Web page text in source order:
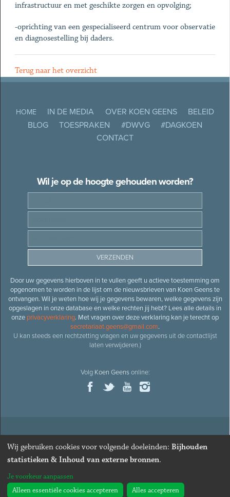
infrastructuur en met geschikte zorgen en opvolging;
-oprichting van een gespecialiseerd centrum voor observatie
en diagnosestelling bij daders.
Terug naar het overzicht
HOME IN DE MEDIA OVER KOEN GEENS
BELEID
BLOG
TOESPRAKEN #DWVG
#DAGKOEN
CONTACT
Wil je op de hoogte gehouden worden?
Door uw gegevens hierboven in te vullen geeft u actieve toestemming om
opgenomen te worden in de lijst om de nieuwsbrieven van Koen Geens te
ontvangen. Wil je weten hoe wij je gegevens bewaren, welke gegevens zijn
opgeslagen in onze database en welke rechten jij hebt? Lees alle details in
onze privacyverklaring. Met vragen over deze verklaring kan je terecht op
secretariaat.geens@gmail.com.
U kan steeds een rechtzetting vragen en uw gegevens uit de contactlijst
laten verwijderen.)
Volg Koen Geensonline:
© 2026Oud-minister en ere-volksvertegenwoordiger Koen
· Alle rechten voorbehouden · Cookies wijzigen
Webdesign&website ontwikkelingdoor Zenjoy in Leuven
Wij gebruiken cookies voor volgende doeleinden: Bijhouden
statistieken & Inhoud van externe bronnen.
Je voorkeur aanpassen
Alleen essentiële cookies accepteren
Alles accepteren